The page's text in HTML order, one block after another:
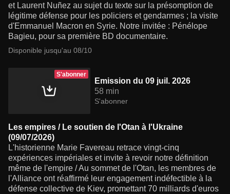
et Laurent Nuñez au sujet du texte sur la présomption de
légitime défense pour les policiers et gendarmes ; la visite
d'Emmanuel Macron en Syrie. Notre invitée : Pénélope
Bagieu, pour sa première BD documentaire.
Disponible jusqu'au 08/10
S'abonner
Emission du 09 juil. 2026
58 min
S'abonner
Les empires / Le soutien de l'Otan à l'Ukraine
(09/07/2026)
L'historienne Marie Favereau retrace vingt-cinq
expériences impériales et invite à revoir notre définition
même de l'empire / Au sommet de l'Otan, les membres de
l'Alliance ont réaffirmé leur engagement indéfectible à la
défense collective de Kiev, promettant 70 milliards d'euros